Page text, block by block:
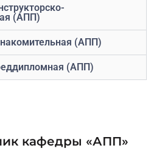
(АПП)
(АПП)
(АПП)
кафедры «АПП»